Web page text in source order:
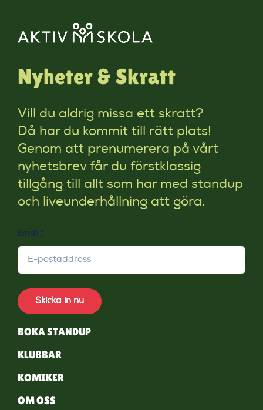
Nyheter & Skratt
Vill du aldrig missa ett skratt?
Då har du kommit till rätt plats!
Genom att prenumerera på vårt
nyhetsbrev får du förstklassig
tillgång till allt som har med standup
och liveunderhållning att göra.
Email *
Skicka in nu
BOKA STANDUP
KLUBBAR
KOMIKER
OM OSS